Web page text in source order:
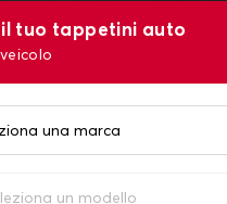
il tuo tappetini auto